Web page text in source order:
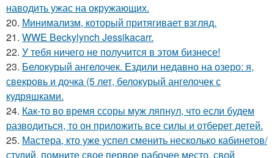
наводить ужас на окружающих.
20. Минимализм, который притягивает взгляд.
21. WWE Beckylynch Jessikacarr.
22. У тебя ничего не получится в этом бизнесе!
23. Белокурый ангелочек. Ездили недавно на озеро: я,
свекровь и дочка (5 лет, белокурый ангелочек с
кудряшками.
24. Как-то во время ссоры муж ляпнул, что если будем
разводиться, то он приложить все силы и отберет детей.
25. Мастера, кто уже успел сменить несколько кабинетов/
студий, помните свое первое рабочее место, свой